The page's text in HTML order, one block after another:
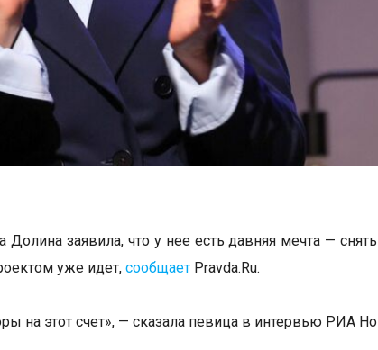
Долина заявила, что у нее есть давняя мечта —
уже идет, сообщает Pravda.Ru.
на этот счет», — сказала певица в интервью РИА